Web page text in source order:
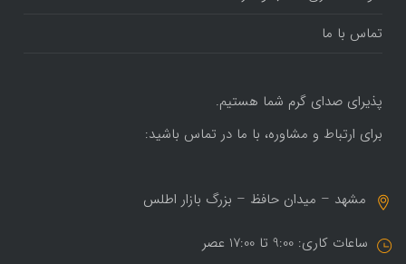
تماس با ما
پذیرای صدای گرم شما هستیم.
برای ارتباط و مشاوره، با ما در تماس باشید:
مشهد – میدان حافظ – بزرگ بازار اطلس
ساعات کاری: 9:00 تا 17:00 عصر